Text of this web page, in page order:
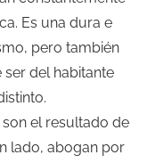
Es una dura e
pero también
del habitante
el resultado de
lado, abogan por